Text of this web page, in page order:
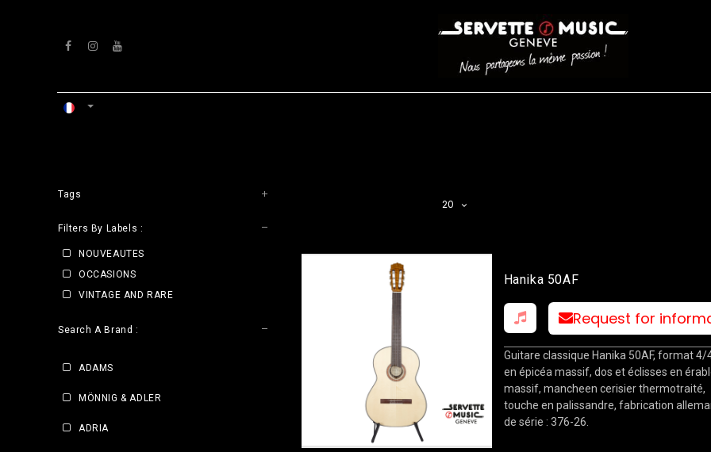
Tags
Filters By Labels :
NOUVEAUTES
OCCASIONS
VINTAGE AND RARE
Search A Brand :
ADAMS
MÖNNIG & ADLER
ADRIA
20
Hanika 50AF
Request for
Guitare classique Hanika 50AF, format 4/
en épicéa massif, dos et éclisses en
massif, mancheen cerisier thermotraité,
touche en palissandre, fabrication
de série : 376-26.